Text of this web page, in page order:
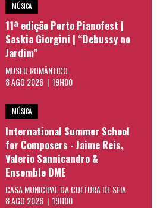
MÚSICA
11ª edição Porto Pianofest |
Saskia Giorgini | “Debussy no
Jardim”
MUSEU ROMÂNTICO
8 AGO 2026 | 19H00
MÚSICA
International Summer School
for Composers - Jaime Reis,
Valerio Sannicandro &
Ensemble DME
CASA MUNICIPAL DA CULTURA DE SEIA
8 AGO 2026 | 19H00